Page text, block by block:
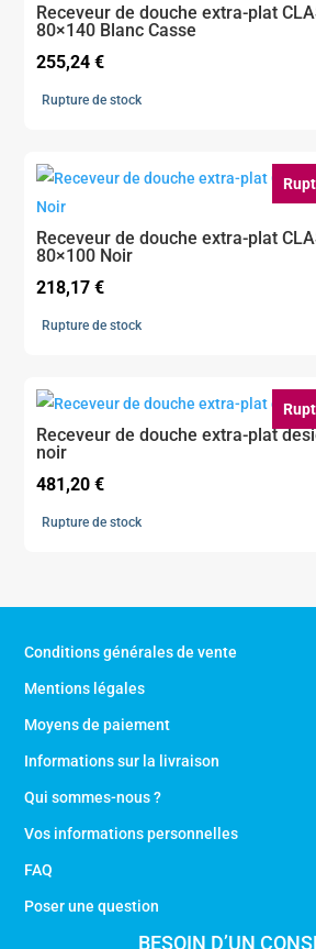
Receveur de douche extra-plat
80×140 Blanc Casse
255,24€
Rupture de stock
Receveur de douche extra-plat
80×100 Noir
218,17€
Rupture de stock
Receveur de douche extra-plat
noir
481,20€
Rupture de stock
Conditions générales de vente
Mentions légales
Moyens de paiement
Informations sur la livraison
Qui sommes-nous ?
Vos informations personnelles
FAQ
Poser une question
BESOIN D’UN